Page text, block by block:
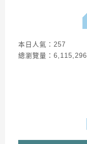
本日人氣：257
總瀏覽量：6,115,296